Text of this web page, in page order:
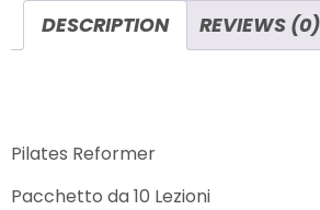
DESCRIPTION REVIEWS (0)
Pilates Reformer
Pacchetto da 10 Lezioni